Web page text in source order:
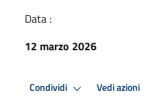
Data :
12 marzo 2026
Condividi Vedi azioni